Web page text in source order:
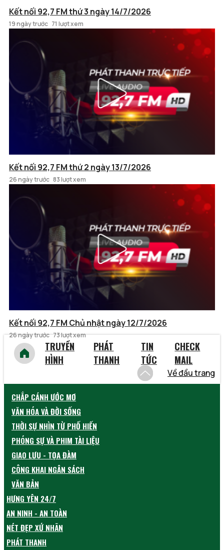
Kết nối 92,7 FM thứ 3 ngày 14/7/2026
19 ngày trước 71 lượt xem
Kết nối 92,7 FM thứ 2 ngày 13/7/2026
26 ngày trước 83 lượt xem
Kết nối 92,7 FM Chủ nhật ngày 12/7/2026
26 ngày trước 73 lượt xem
TRUYỀN
HÌNH
PHÁT
THANH
TIN
TỨC
CHECK
MAIL
Về đầu trang
CHẮP CÁNH ƯỚC MƠ
VĂN HÓA VÀ ĐỜI SỐNG
THỜI SỰ NHÌN TỪ PHỐ HIẾN
PHÓNG SỰ VÀ PHIM TÀI LIỆU
GIAO LƯU - TỌA ĐÀM
CÔNG KHAI NGÂN SÁCH
VĂN BẢN
HƯNG YÊN 24/7
AN NINH - AN TOÀN
NÉT ĐẸP XỨ NHÃN
PHÁT THANH